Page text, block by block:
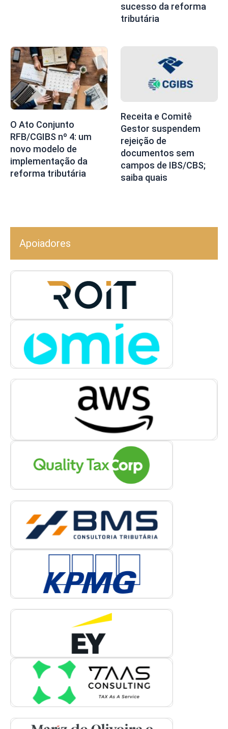
sucesso da reforma
tributária
O Ato Conjunto
RFB/CGIBS nº 4: um
novo modelo de
implementação da
reforma tributária
Receita e Comitê
Gestor suspendem
rejeição de
documentos sem
campos de IBS/CBS;
saiba quais
Apoiadores